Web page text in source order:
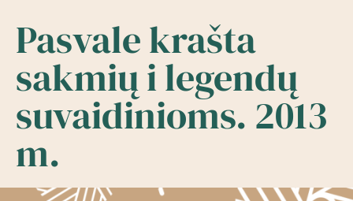
Pasvale krašta
sakmių i legendų
suvaidinioms. 2013
m.